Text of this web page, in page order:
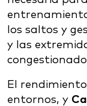
los saltos y
y las
El
entornos, y